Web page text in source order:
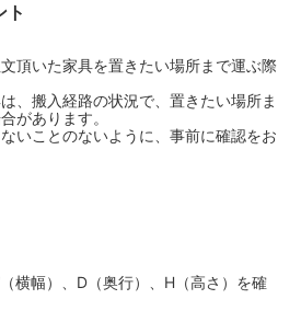
ト
頂いた家具を置きたい場所まで運ぶ際
、搬入経路の状況で、置きたい場所ま
があります。
いことのないように、事前に確認をお
横幅）、D（奥行）、H（高さ）を確